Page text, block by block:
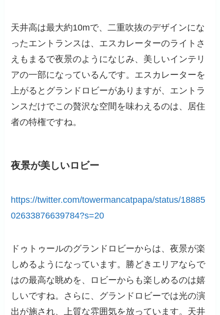
天井高は最大約10mで、二重吹抜のデザインにな
ったエントランスは、エスカレーターのライトさ
えもまるで夜景のようになじみ、美しいインテリ
アの一部になっているんです。エスカレーターを
上がるとグランドロビーがありますが、エントラ
ンスだけでこの贅沢な空間を味わえるのは、居住
者の特権ですね。
夜景が美しいロビー
https://twitter.com/towermancatpapa/status/18885
02633876639784?s=20
ドゥトゥールのグランドロビーからは、夜景が楽
しめるようになっています。勝どきエリアならで
はの最高な眺めを、ロビーからも楽しめるのは嬉
しいですね。さらに、グランドロビーでは光の演
出が施され、上質な雰囲気を放っています。天井